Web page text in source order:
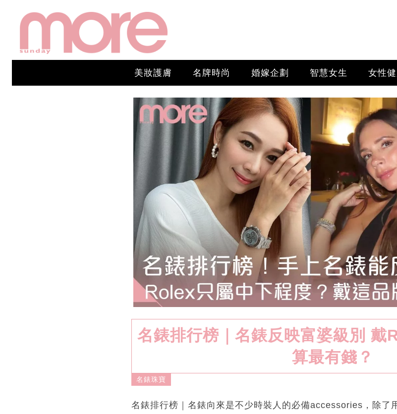
美妝護膚 名牌時尚 婚嫁企劃 智慧女生 女性
名錶排行榜｜名錶反映富婆級別
算最有錢？
名錶珠寶
名錶排行榜｜名錶向來是不少時裝人的必備accessories，除了